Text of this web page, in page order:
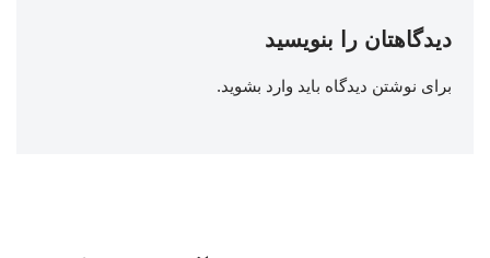
دیدگاهتان را بنویسید
برای نوشتن دیدگاه باید وارد بشوید.